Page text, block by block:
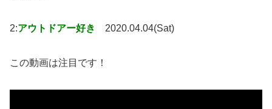
2:アウトドアー好き 2020.04.04(Sat)
この動画は注目です！